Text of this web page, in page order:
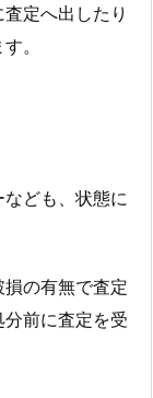
定へ出したり
。
ども、状態に
の有無で査定
前に査定を受